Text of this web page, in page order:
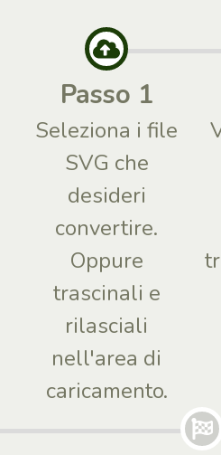
Passo 1
Seleziona i file
SVG che
desideri
convertire.
Oppure
trascinali e
rilasciali
nell'area di
caricamento.